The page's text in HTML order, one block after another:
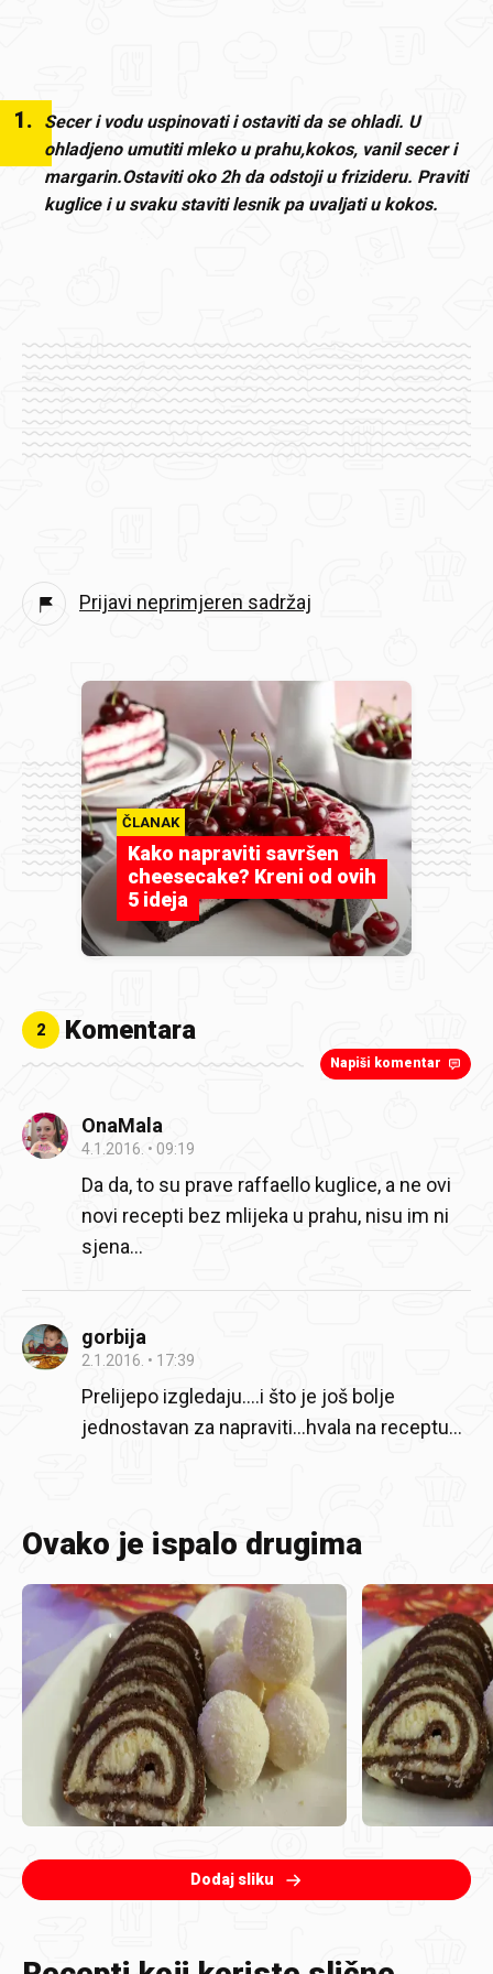
1.
Secer i vodu uspinovati i ostaviti da se ohladi. U
ohladjeno umutiti mleko u prahu,kokos, vanil secer i
margarin.Ostaviti oko 2h da odstoji u frizideru. Praviti
kuglice i u svaku staviti lesnik pa uvaljati u kokos.
Prijavi neprimjeren sadržaj
ČLANAK
Kako napraviti savršen
cheesecake? Kreni od ovih
5 ideja
2 Komentara
Napiši komentar
OnaMala
4.1.2016. 09:19
Da da, to su prave raffaello kuglice, a ne ovi
novi recepti bez mlijeka u prahu, nisu im ni
sjena...
gorbija
2.1.2016. 17:39
Prelijepo izgledaju....i što je još bolje
jednostavan za napraviti...hvala na receptu...
Ovako je ispalo drugima
Dodaj sliku